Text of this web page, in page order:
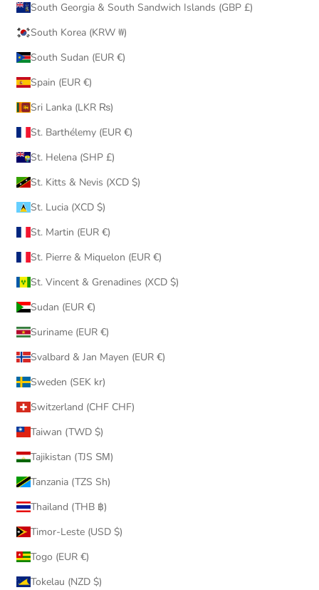
South Georgia & South Sandwich Islands (GBP £)
South Korea (KRW ₩)
South Sudan (EUR €)
Spain (EUR €)
Sri Lanka (LKR ₨)
St. Barthélemy (EUR €)
St. Helena (SHP £)
St. Kitts & Nevis (XCD $)
St. Lucia (XCD $)
St. Martin (EUR €)
St. Pierre & Miquelon (EUR €)
St. Vincent & Grenadines (XCD $)
Sudan (EUR €)
Suriname (EUR €)
Svalbard & Jan Mayen (EUR €)
Sweden (SEK kr)
Switzerland (CHF CHF)
Taiwan (TWD $)
Tajikistan (TJS ЅМ)
Tanzania (TZS Sh)
Thailand (THB ฿)
Timor-Leste (USD $)
Togo (EUR €)
Tokelau (NZD $)